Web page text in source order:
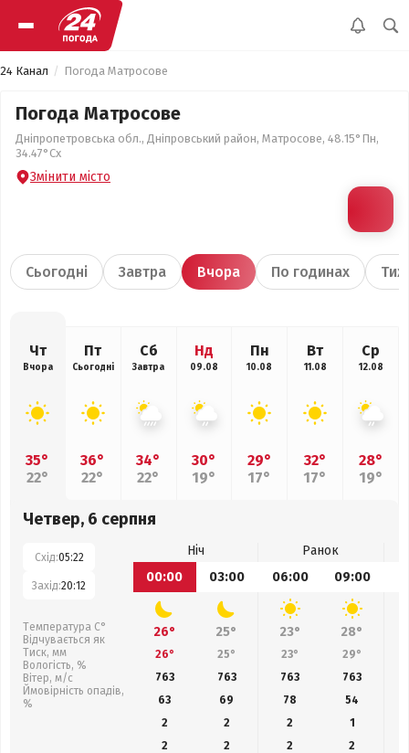
24 Канал Погода Матросове
Погода Матросове
Дніпропетровська обл., Дніпровський район, Матросове, 48.15°Пн,
34.47°Сх
Змінити місто
Сьогодні Завтра Вчора По годинах
Чт
Вчора
35°
22°
Пт
Сьогодні
36°
22°
Сб
Завтра
34°
22°
Нд
09.08
30°
19°
Пн
10.08
29°
17°
Вт
11.08
32°
17°
Ср
12.08
28°
19°
Четвер, 6 серпня
Схід:05:22
Захід:20:12
Температура С°
Відчувається як
Тиск, мм
Вологість, %
Вітер, м/с
Ймовірність опадів,
%
Ніч
Ранок
00:00
03:00 06:00 09:00
26° 25° 23° 28°
26° 25° 23° 29°
763
763 763 763
63
69 78
54
2
2 2
1
2
2 2 2